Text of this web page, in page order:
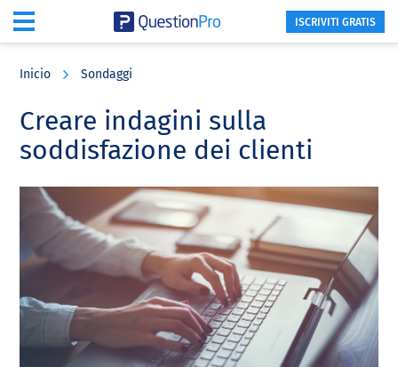
content
sidebar
ISCRIVITI GRATIS
Inicio Sondaggi
Creare indagini sulla
soddisfazione dei clienti